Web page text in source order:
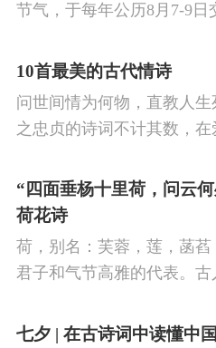
节气，于每年公历8月7-9
了四时“气”的变化，立秋是
10首最美的古代情诗
问世间情为何物，直教人
之忠贞的诗词不计其数，
笔下生辉。10首绝美的爱
情之幽微，爱之可贵。
“四面垂杨十里荷，问云
荷花诗
荷，别名：芙蓉，莲，菡
君子和气节高雅的代表。
杨万里泉眼无声惜细流，树
七夕 | 在古诗词中读懂中